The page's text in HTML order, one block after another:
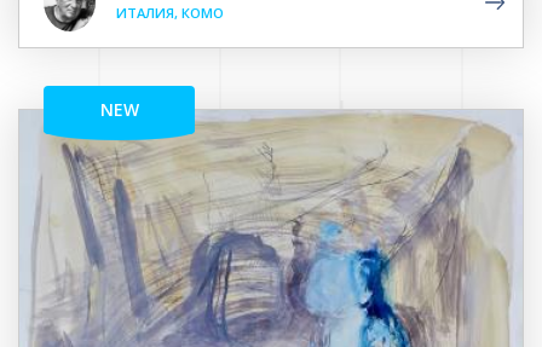
ИТАЛИЯ, КОМО
NEW